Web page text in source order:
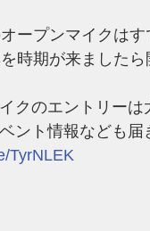
ープンマイクは
時期が来ました
クのエントリー
ント情報なども届
TyrNLEK